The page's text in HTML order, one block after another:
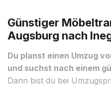
Günstiger
Augsburg nach
Du planst einen Umzug
und suchst nach einem
Dann bist du bei